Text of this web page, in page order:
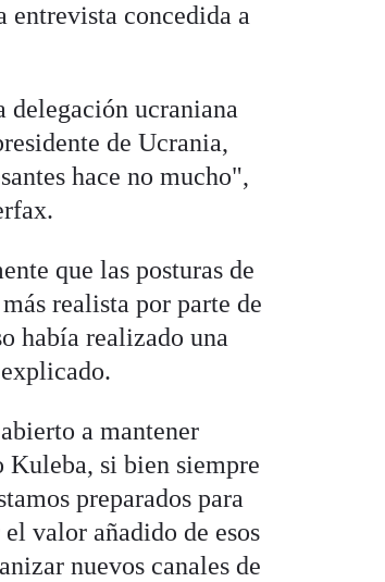
concedida a
delegación ucraniana
de Ucrania,
hace no mucho",
que las posturas de
realista por parte de
había realizado una
a mantener
si bien siempre
preparados para
valor añadido de esos
nuevos canales de